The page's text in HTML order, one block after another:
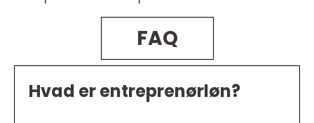
FAQ
Hvad er entreprenørløn?